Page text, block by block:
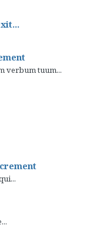
verbum tuum...